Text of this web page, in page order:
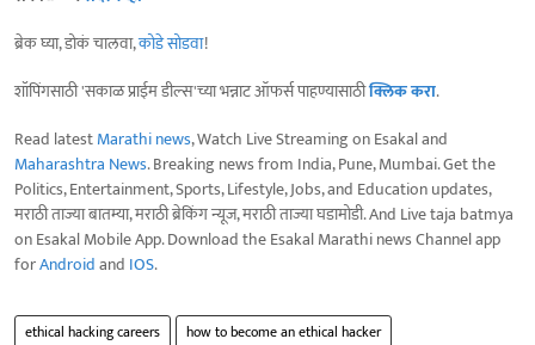
ब्रेक घ्या, डोकं चालवा,कोडे सोडवा!
शॉपिंगसाठी 'सकाळ प्राईम डील्स'च्या भन्नाट ऑफर्स पाहण्यासाठीक्लिक करा.
Read latestMarathi news, Watch Live Streaming on Esakal and
Maharashtra News. Breaking news from India, Pune, Mumbai. Get the
Politics, Entertainment, Sports, Lifestyle, Jobs, and Education updates,
मराठी ताज्या बातम्या, मराठी ब्रेकिंग न्यूज, मराठी ताज्या घडामोडी. And Live taja batmya
on Esakal Mobile App. Download the Esakal Marathi news Channel app
forAndroidand IOS.
ethical hacking careers
how to become an ethical hacker